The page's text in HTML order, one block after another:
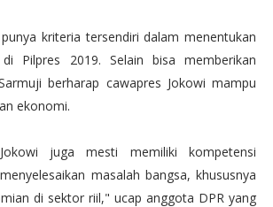
kriteria tersendiri dalam menentukan
Pilpres 2019. Selain bisa memberikan
berharap cawapres Jokowi mampu
ekonomi.
juga mesti memiliki kompetensi
masalah bangsa, khususnya
di sektor riil," ucap anggota DPR yang